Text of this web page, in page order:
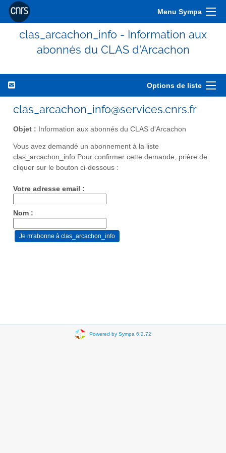
Menu Sympa
clas_arcachon_info - Information aux
abonnés du CLAS d'Arcachon
Options de liste
clas_arcachon_info@services.cnrs.fr
Objet : Information aux abonnés du CLAS d'Arcachon
Vous avez demandé un abonnement à la liste
clas_arcachon_info Pour confirmer cette demande, prière de
cliquer sur le bouton ci-dessous :
Votre adresse email :
Nom :
Powered by Sympa 6.2.72